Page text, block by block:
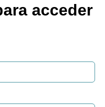
acceder